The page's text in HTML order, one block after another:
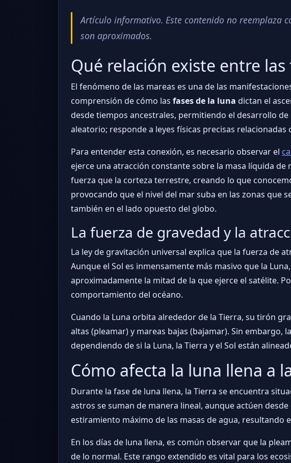
Artículo informativo. Este contenido no reemplaza
son aproximados.
Qué relación existe entre
El fenómeno de las mareas es una de las
comprensión de cómo las fases de la luna dictan el
desde tiempos ancestrales, permitiendo el desarrollo
aleatorio; responde a leyes físicas precisas
Para entender esta conexión, es necesario observar el
ejerce una atracción constante sobre la masa líquida
fuerza que la corteza terrestre, creando lo que
provocando que el nivel del mar suba en las zonas
también en el lado opuesto del globo.
La fuerza de gravedad y la
La ley de gravitación universal explica que la fuerza de
Aunque el Sol es inmensamente más masivo que la
aproximadamente la mitad de la que ejerce el satélite.
comportamiento del océano.
Cuando la Luna orbita alrededor de la Tierra, su tirón
altas (pleamar) y mareas bajas (bajamar). Sin
dependiendo de si la Luna, la Tierra y el Sol están
Cómo afecta la luna llena a
Durante la fase de luna llena, la Tierra se encuentra
astros se suman de manera lineal, aunque actúen
estiramiento máximo de las masas de agua,
En los días de luna llena, es común observar que la
de lo normal. Este rango extendido es vital para los